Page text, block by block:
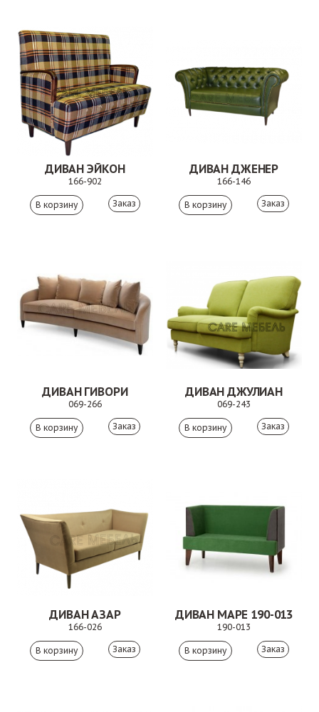
ДИВАН ЭЙКОН
166-902
Заказ
ДИВАН ДЖЕНЕР
166-146
Заказ
ДИВАН ГИВОРИ
069-266
Заказ
ДИВАН ДЖУЛИАН
069-243
Заказ
ДИВАН АЗАР
166-026
Заказ
ДИВАН МАРЕ 190-013
190-013
Заказ